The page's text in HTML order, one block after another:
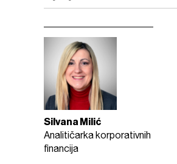
Silvana Milić
Analitičarka korporativnih
financija